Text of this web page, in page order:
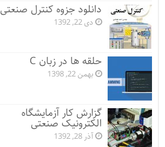
دانلود جزوه کنترل صنعتی
دی 22, 1392
حلقه ها در زبان C
بهمن 22, 1398
گزارش کار آزمایشگاه
الکترونیک صنعتی
آذر 28, 1392